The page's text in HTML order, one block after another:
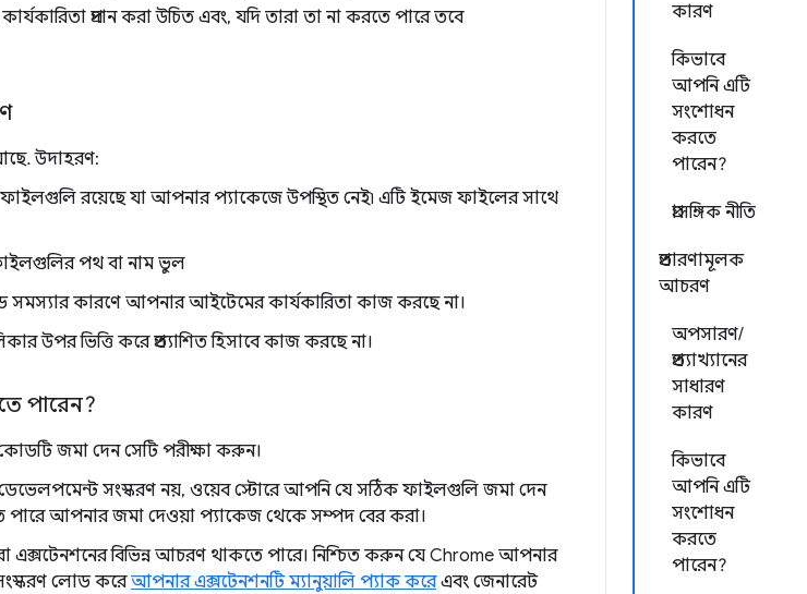
কারণ
কিভাবে
আপনি এটি
সংশোধন
করতে
পারেন?
প্রাসঙ্গিক নীতি
প্রতারণামূলক
আচরণ
অপসারণ/
প্রত্যাখ্যানের
সাধারণ
কারণ
কিভাবে
আপনি এটি
সংশোধন
করতে
পারেন?
প্রদান করা উচিত এবং, যদি তারা তা না করতে পারে তবে
উদাহরণ:
ফাইলগুলি রয়েছে যা আপনার প্যাকেজে উপস্থিত নেই৷ এটি ইমেজ ফাইলের সাথে
পথ বা নাম ভুল
সমস্যার কারণে আপনার আইটেমের কার্যকারিতা কাজ করছে না।
উপর ভিত্তি করে প্রত্যাশিত হিসাবে কাজ করছে না।
পারেন?
জমা দেন সেটি পরীক্ষা করুন।
ডেভেলপমেন্ট সংস্করণ নয়, ওয়েব স্টোরে আপনি যে সঠিক ফাইলগুলি জমা দেন
পারে আপনার জমা দেওয়া প্যাকেজ থেকে সম্পদ বের করা।
বিভিন্ন আচরণ থাকতে পারে। নিশ্চিত করুন যে Chrome আপনার
লোড করেআপনার এক্সটেনশনটি ম্যানুয়ালি প্যাক করেএবং জেনারেট